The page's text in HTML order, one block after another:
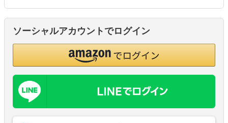
ソーシャルアカウントでログイン